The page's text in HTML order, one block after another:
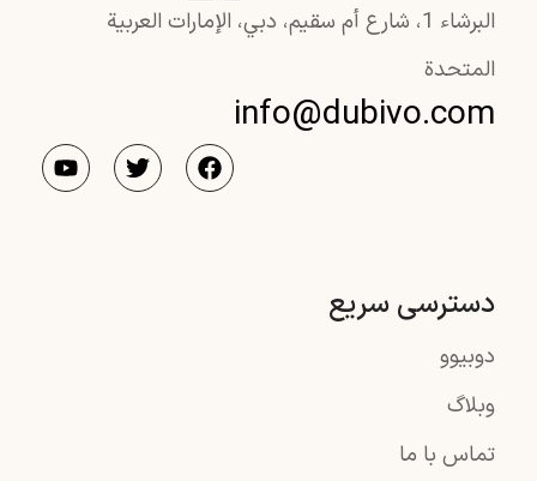
البرشاء 1، شارع أم سقيم، دبي، الإمارات العربية
المتحدة
info@dubivo.com
دسترسی سریع
دوبیوو
وبلاگ
تماس با ما